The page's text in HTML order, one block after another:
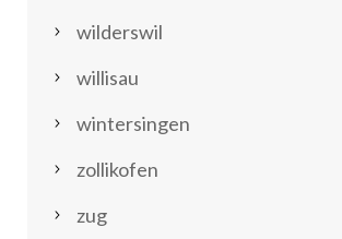
wilderswil
willisau
wintersingen
zollikofen
zug